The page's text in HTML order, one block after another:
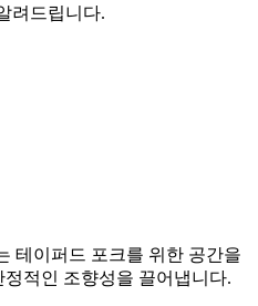
려드립니다.
테이퍼드 포크를 위한 공간을
적인 조향성을 끌어냅니다.